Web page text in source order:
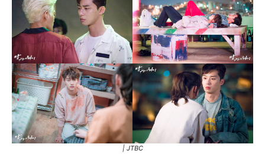
| JTBC